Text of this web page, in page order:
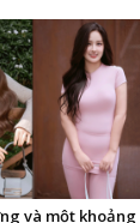
và một khoảng